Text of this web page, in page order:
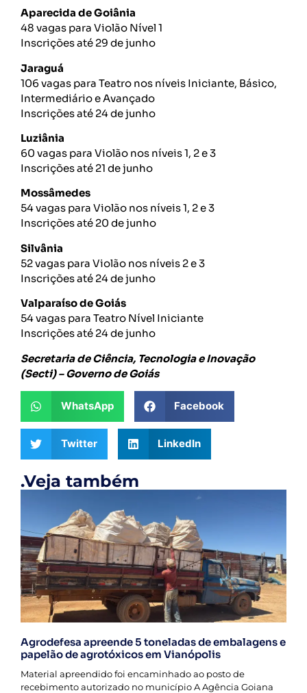
Aparecida de Goiânia
48 vagas para Violão Nível 1
Inscrições até 29 de junho
Jaraguá
106 vagas para Teatro nos níveis Iniciante, Básico,
Intermediário e Avançado
Inscrições até 24 de junho
Luziânia
60 vagas para Violão nos níveis 1, 2 e 3
Inscrições até 21 de junho
Mossâmedes
54 vagas para Violão nos níveis 1, 2 e 3
Inscrições até 20 de junho
Silvânia
52 vagas para Violão nos níveis 2 e 3
Inscrições até 24 de junho
Valparaíso de Goiás
54 vagas para Teatro Nível Iniciante
Inscrições até 24 de junho
Secretaria de Ciência, Tecnologia e Inovação
(Secti) – Governo de Goiás
WhatsApp Facebook
Twitter LinkedIn
.Veja também
Agrodefesa apreende 5 toneladas de embalagens e
papelão de agrotóxicos em Vianópolis
Material apreendido foi encaminhado ao posto de
recebimento autorizado no município A Agência Goiana